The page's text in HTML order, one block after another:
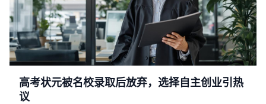
高考状元被名校录取后放弃，选择自主创业引热
议